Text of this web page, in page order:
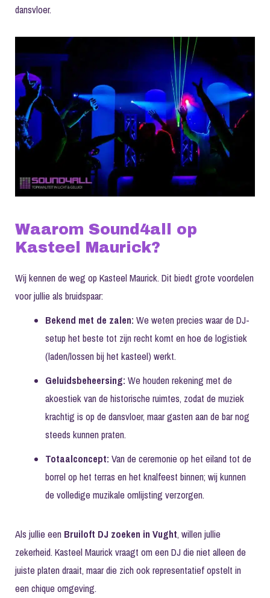
dansvloer.
Waarom Sound4all op
Kasteel Maurick?
Wij kennen de weg op Kasteel Maurick. Dit biedt grote voordelen
voor jullie als bruidspaar:
Bekend met de zalen: We weten precies waar de DJ-
setup het beste tot zijn recht komt en hoe de logistiek
(laden/lossen bij het kasteel) werkt.
Geluidsbeheersing: We houden rekening met de
akoestiek van de historische ruimtes, zodat de muziek
krachtig is op de dansvloer, maar gasten aan de bar nog
steeds kunnen praten.
Totaalconcept: Van de ceremonie op het eiland tot de
borrel op het terras en het knalfeest binnen; wij kunnen
de volledige muzikale omlijsting verzorgen.
Als jullie een Bruiloft DJ zoeken in Vught, willen jullie
zekerheid. Kasteel Maurick vraagt om een DJ die niet alleen de
juiste platen draait, maar die zich ook representatief opstelt in
een chique omgeving.